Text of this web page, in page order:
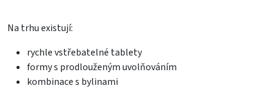
Na trhu existují:
rychle vstřebatelné tablety
formy s prodlouženým uvolňováním
kombinace s bylinami